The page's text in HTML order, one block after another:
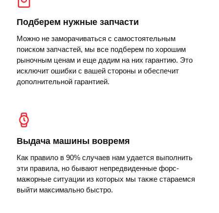
Подберем нужные запчасти
Можно не заморачиваться с самостоятельным
поиском запчастей, мы все подберем по хорошим
рыночным ценам и еще дадим на них гарантию. Это
исключит ошибки с вашей стороны и обеспечит
дополнительной гарантией.
Выдача машины вовремя
Как правило в 90% случаев нам удается выполнить
эти правила, но бывают непредвиденные форс-
мажорные ситуации из которых мы также стараемся
выйти максимально быстро.